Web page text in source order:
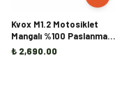
Kvox M1.2 Motosiklet
Mangalı %100 Paslanmaz
Çelik
₺ 2,690.00